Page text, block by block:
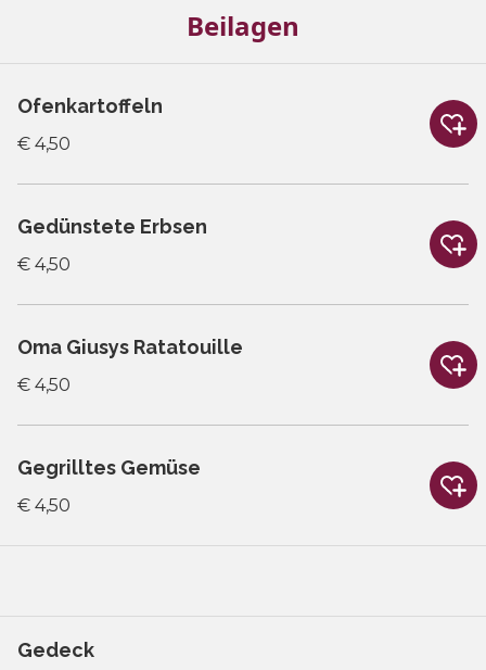
Beilagen
Ofenkartoffeln
€ 4,50
Gedünstete Erbsen
€ 4,50
Oma Giusys Ratatouille
€ 4,50
Gegrilltes Gemüse
€ 4,50
Gedeck